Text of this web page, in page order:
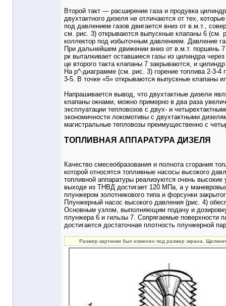
Второй такт — расширение газа и продувка
двухтактного дизеля не отличаются от тех,
под давлением газов двигается вниз от в.м.т.,
см. рис. 3) открываются выпускные клапаны 6 (см.
коллектор под избыточным давлением. Давление
При дальнейшем движении вниз от в.м.т. поршень
рк выталкивает оставшиеся газы из цилиндра
це второго такта клапаны 7 закрываются, и
На р^-диаграмме (см. рис. 3) горение топлива 2-3-
3-5. В точке «5» открываются выпускные клапаны
Напрашивается вывод, что двухтактные дизели
клапаны окнами, можно примерно в два раза
эксплуатации тепловозов с двух- и
экономичности локомотивы с двухтактными
магистральные тепловозы преимущественно с
ТОПЛИВНАЯ АППАРАТУРА ДИЗЕЛЯ
Качество смесеобразования и полнота сгорания
которой относятся топливные насосы высокого
топливной аппаратуры реализуются очень
выходе из ТНВД достигает 120 МПа, а у
плунжером золотникового типа и форсунки
Плунжерный насос высокого давления (рис. 4)
Основным узлом, выполняющим подачу и дозировку
плунжера 6 и гильзы 7. Сопрягаемые поверхности
достигается достаточная плотность плунжерной
Размер картинки был изменен под размер экрана.